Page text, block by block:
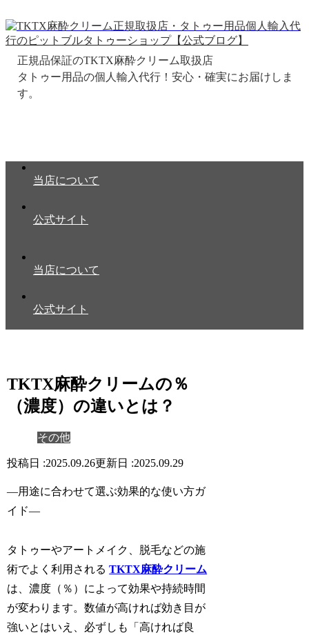
正規品保証のTKTX麻酔クリーム取扱店
当店について
公式サイト
当店について
公式サイト
TKTX麻酔クリームの％
（濃度）の違いとは？
その他
2025.09.26 2025.09.29
—用途に合わせて選ぶ効果的な使い方ガ
イド—
タトゥーやアートメイク、脱毛などの施
術でよく利用されるTKTX麻酔クリーム
は、濃度（％）によって効果や持続時間
が変わります。数値が高ければ効き目が
強いとはいえ、必ずしも「高ければ良